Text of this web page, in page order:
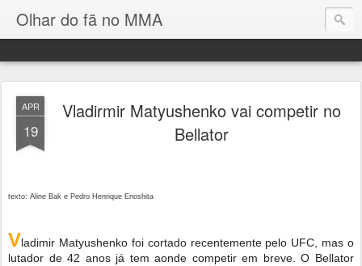
Olhar do fã no MMA
APR
19
Vladirmir Matyushenko vai competir no
Bellator
texto: Aline Bak e Pedro Henrique Enoshita
Vladimir Matyushenko foi cortado recentemente pelo UFC, mas o
lutador de 42 anos já tem aonde competir em breve. O Bellator